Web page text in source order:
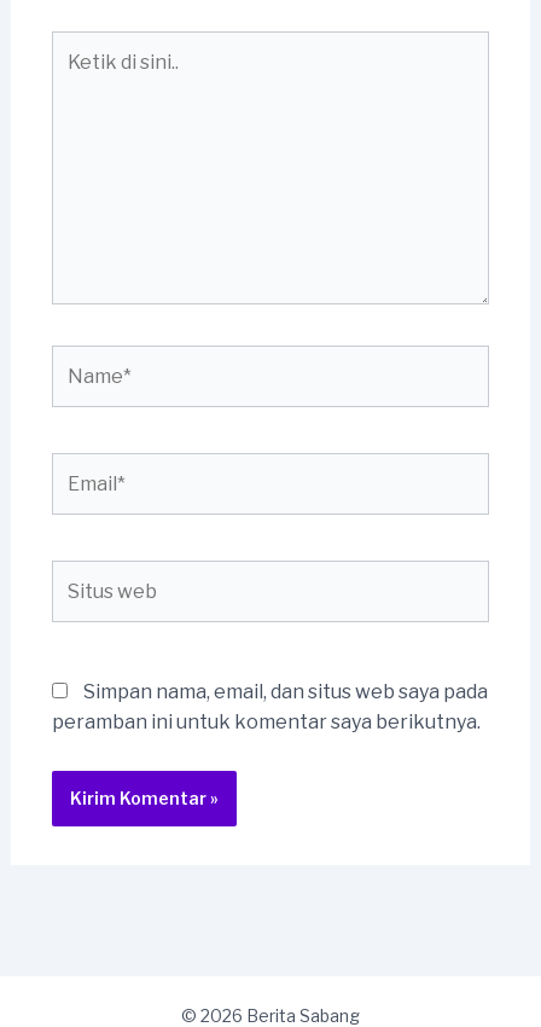
web
Simpan nama, email, dan situs web saya pada
peramban ini untuk komentar saya berikutnya.
© 2026 Berita Sabang